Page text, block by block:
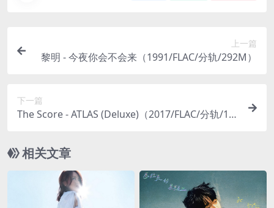
上一篇
黎明 - 今夜你会不会来（1991/FLAC/分轨/292M）
下一篇
The Score - ATLAS (Deluxe)（2017/FLAC/分轨/1.1
相关文章